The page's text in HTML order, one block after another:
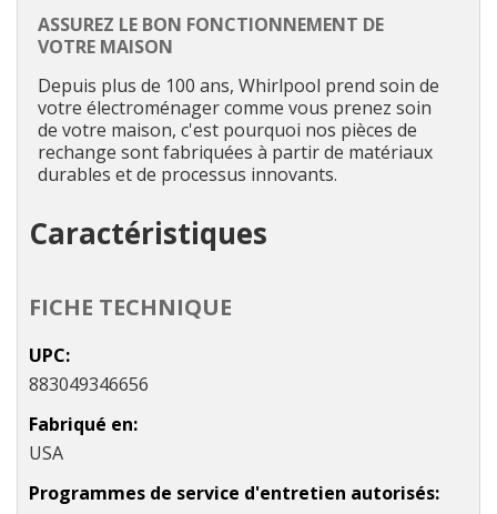
ASSUREZ LE BON FONCTIONNEMENT DE
VOTRE MAISON
Depuis plus de 100 ans, Whirlpool prend soin de
votre électroménager comme vous prenez soin
de votre maison, c'est pourquoi nos pièces de
rechange sont fabriquées à partir de matériaux
durables et de processus innovants.
Caractéristiques
FICHE TECHNIQUE
UPC
883049346656
Fabriqué en
USA
Programmes de service d'entretien autorisés